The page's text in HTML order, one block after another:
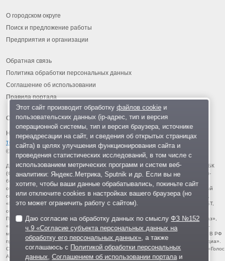
О городском округе
Поиск и предложение работы
Предприятия и организации
Обратная связь
Политика обработки персональных данных
Соглашение об использовании
Правила портала
На информационном ресурсе применяются рекомендательные
технологии
© 2013-2026 «ОИНФО»,
сделано в Одинцово
Для читателей: В России признаны экстремистскими и запрещены организации ФБК
(Фонд борьбы с коррупцией, признан иноагентом), Штабы Навального, «Национал-
большевистская партия», «Свидетели Иеговы», «Армия воли народа», «Русский
общенациональный союз», «Движение против нелегальной иммиграции», «Правый
сектор», УНА-УНСО, УПА, «Тризуб им. Степана Бандеры», «Мизантропик дивижн»,
«Меджлис крымскотатарского народа», движение «Артподготовка», движение ЛГБТ,
общероссийская политическая партия «Воля», АУЕ, батальоны «Азов» и «Айдар».
Признаны террористическими и запрещены: «Движение Талибан», «Имарат Кавказ»,
«Исламское государство» (ИГ, ИГИЛ), Джебхад-ан-Нусра, «АУМ Синрике», «Братья-
мусульмане», «Аль-Каида в странах исламского Магриба», «Сеть», «Колумбайн». В РФ
признана нежелательной деятельность «Открытой России», издания «Проект Медиа».
СМИ-иноагентами признаны: телеканал «Дождь», «Медуза», «Важные истории», «Голос
Америки», радио «Свобода», The Insider, «Медиазона», ОВД-инфо. Иноагентами
Этот сайт производит обработку файлов cookieи
пользовательских данных (ip-адрес, тип и версия
операционной системы, тип и версия браузера, источнике
переадресации на сайт, и сведения об открытых страницах
сайта) в целях улучшения функционирования сайта и
проведения статистических исследований, в том числе с
использованием метрических программ и систем веб-
аналитики: Яндекс.Метрика, Sputnik и др. Если вы не
хотите, чтобы ваши данные обрабатывались, покиньте сайт
или отключите cookies в настройках вашего браузера (но
это может ограничить работу с сайтом).
Даю согласие на обработку данных по смыслуФЗ №152
ч.9 «Согласие субъекта персональных данных на
обработку его персональных данных», а также
соглашаюсь с Политикой обработки персональных
данных ,Соглашением об использовании портала и